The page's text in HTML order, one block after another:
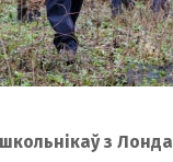
школьнікаў з